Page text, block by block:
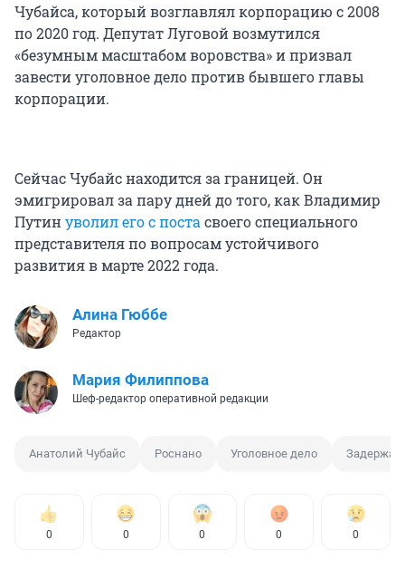
Чубайса, который возглавлял корпорацию с 2008
по 2020 год. Депутат Луговой возмутился
«безумным масштабом воровства» и призвал
завести уголовное дело против бывшего главы
корпорации.
Сейчас Чубайс находится за границей. Он
эмигрировал за пару дней до того, как Владимир
Путинуволил его с поста своего специального
представителя по вопросам устойчивого
развития в марте 2022 года.
Алина Гюббе
Редактор
Мария Филиппова
Шеф-редактор оперативной редакции
Анатолий Чубайс Роснано Уголовное дело
0 0 0 0 0